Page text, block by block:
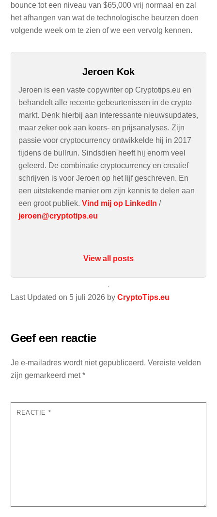
Last Updated on 5 juli 2026 byCryptoTips.eu
bounce tot een niveau van $65,000 vrij normaal en zal
het afhangen van wat de technologische beurzen doen
volgende week om te zien of we een vervolg kennen.
Jeroen Kok
Jeroen is een vaste copywriter op Cryptotips.eu en
behandelt alle recente gebeurtenissen in de crypto
markt. Denk hierbij aan interessante nieuwsupdates,
maar zeker ook aan koers- en prijsanalyses. Zijn
passie voor cryptocurrency ontwikkelde hij in 2017
tijdens de bullrun. Sindsdien heeft hij enorm veel
geleerd. De combinatie cryptocurrency en creatief
schrijven is voor Jeroen op het lijf geschreven. En
een uitstekende manier om zijn kennis te delen aan
een groot publiek.Vind mij op LinkedIn /
jeroen@cryptotips.eu
View all posts
Geef een reactie
Je e-mailadres wordt niet gepubliceerd. Vereiste velden
zijn gemarkeerd met*
REACTIE *